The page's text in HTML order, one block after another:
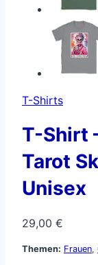
T-Shirts
T-Shirt
Tarot
Unisex
29,00 €
Themen: Frauen,